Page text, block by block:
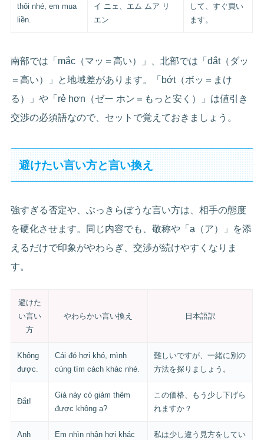
thôi nhé, em mua
liền.
イ ニェ、エム ムア リ
エン
して、すぐ買い
ます。
南部では「mắc（マッ＝高い）」、北部では「đắt（ダッ
＝高い）」と地域差があります。「bớt（ボッ＝まけ
る）」や「rẻ hơn（ゼー ホン＝もっと安く）」は値引き
交渉の必須語なので、セットで覚えておきましょう。
避けたい言い方と言い換え
強すぎる否定や、ぶっきらぼうな言い方は、相手の態度
を硬化させます。同じ内容でも、敬称や「ạ（ア）」を添
えるだけで印象がやわらぎ、交渉が続けやすくなりま
す。
避けた
い言い
方
やわらかい言い換え 日本語訳
Không
được.
Cái đó hơi khó, mình
cùng tìm cách khác nhé.
難しいですが、一緒に別の
方法を探りましょう。
Đắt!
Giá này có giảm thêm
được không ạ?
この価格、もう少し下げら
れますか？
Anh
Em nhìn nhận hơi khác
私は少し違う見方をしてい